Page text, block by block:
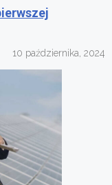
10 października, 2024